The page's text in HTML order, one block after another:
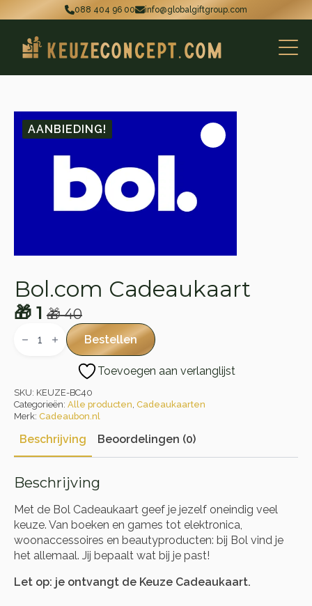
088 404 96 00 info@globalgiftgroup.com
AANBIEDING!
Bol.com Cadeaukaart
🎁40
Oorspronkelijke
prijs
🎁 40.
🎁 1
Huidige
prijs
🎁 1.
Cadeaukaart Bestellen
Toevoegen aan verlanglijst
SKU: KEUZE-BC40
Categorieën: Alle producten, Cadeaukaarten
Merk: Cadeaubon.nl
Beschrijving Beoordelingen (0)
Beschrijving
Met de Bol Cadeaukaart geef je jezelf oneindig veel
keuze. Van boeken en games tot elektronica,
woonaccessoires en beautyproducten: bij Bol vind je
het allemaal. Jij bepaalt wat bij je past!
Let op: je ontvangt de Keuze Cadeaukaart.